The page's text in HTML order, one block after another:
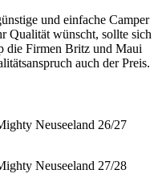
und einfache Camper
Qualität wünscht, sollte sich
die Firmen Britz und Maui
auch der Preis.
Neuseeland 26/27
Neuseeland 27/28